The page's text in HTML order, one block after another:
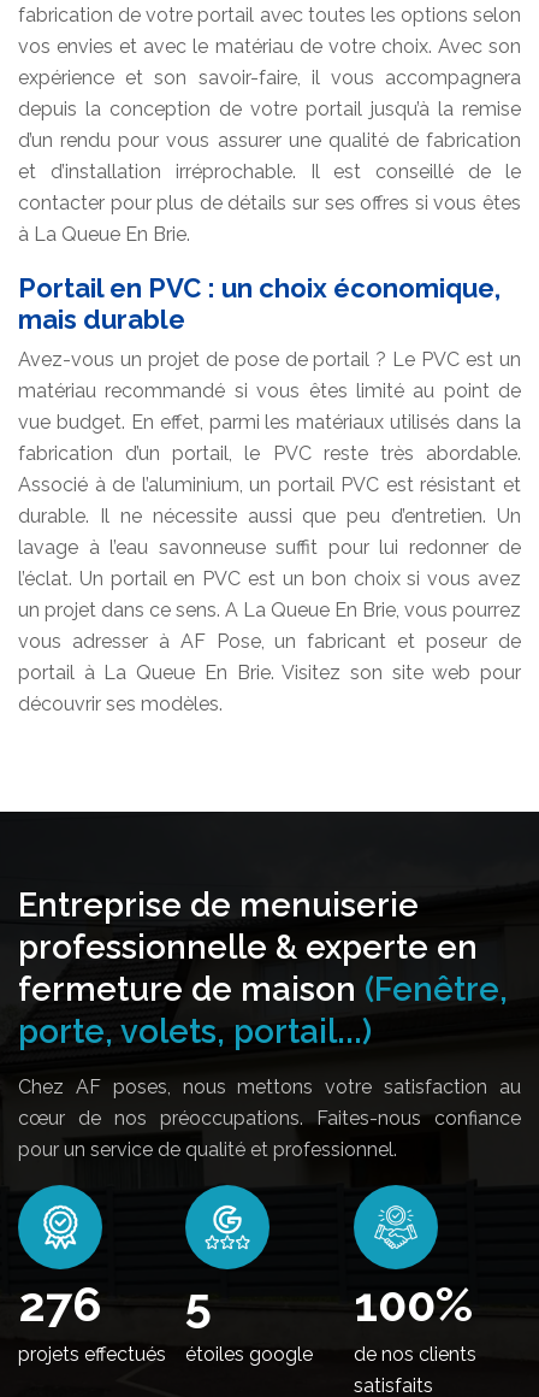
fabrication de votre portail avec toutes les options selon
vos envies et avec le matériau de votre choix. Avec son
expérience et son savoir-faire, il vous accompagnera
depuis la conception de votre portail jusqu’à la remise
d’un rendu pour vous assurer une qualité de fabrication
et d’installation irréprochable. Il est conseillé de le
contacter pour plus de détails sur ses offres si vous êtes
à La Queue En Brie.
Portail en PVC : un choix économique,
mais durable
Avez-vous un projet de pose de portail ? Le PVC est un
matériau recommandé si vous êtes limité au point de
vue budget. En effet, parmi les matériaux utilisés dans la
fabrication d’un portail, le PVC reste très abordable.
Associé à de l’aluminium, un portail PVC est résistant et
durable. Il ne nécessite aussi que peu d’entretien. Un
lavage à l’eau savonneuse suffit pour lui redonner de
l’éclat. Un portail en PVC est un bon choix si vous avez
un projet dans ce sens. A La Queue En Brie, vous pourrez
vous adresser à AF Pose, un fabricant et poseur de
portail à La Queue En Brie. Visitez son site web pour
découvrir ses modèles.
Entreprise de menuiserie
professionnelle & experte en
fermeture de maison (Fenêtre,
porte, volets, portail...)
Chez AF poses, nous mettons votre satisfaction au
cœur de nos préoccupations. Faites-nous confiance
pour un service de qualité et professionnel.
340
projets effectués
5
étoiles google
100%
de nos clients
satisfaits